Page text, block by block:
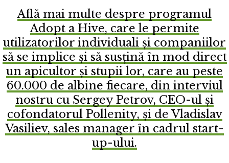
Află mai multe despre programul
Adopt a Hive, care le permite
utilizatorilor individuali și companiilor
să se implice și să susțină în mod direct
un apicultor și stupii lor, care au peste
60.000 de albine fiecare, din interviul
nostru cu Sergey Petrov, CEO-ul și
cofondatorul Pollenity, și de Vladislav
Vasiliev, sales manager în cadrul start-
up-ului.